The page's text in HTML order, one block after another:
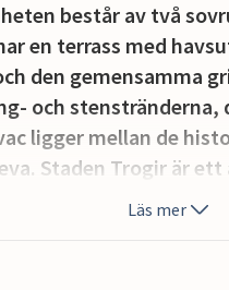
består av två
en terrass med
den gemensamma
och stenstränderna,
ligger mellan de
Staden Trogir är ett
Läs mer